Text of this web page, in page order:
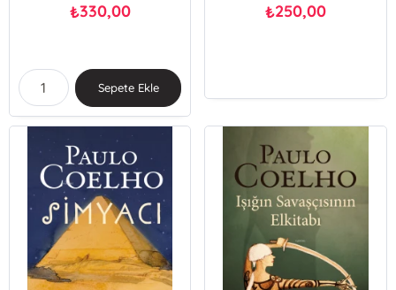
₺330,00
Sepete Ekle
₺250,00